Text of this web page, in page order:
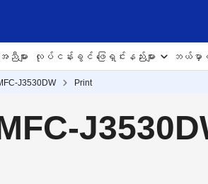
များ လုပ်ငန်းခွင် ဖြေရှင်းနည်းများ ဘယ်မှ
J3530DW Print